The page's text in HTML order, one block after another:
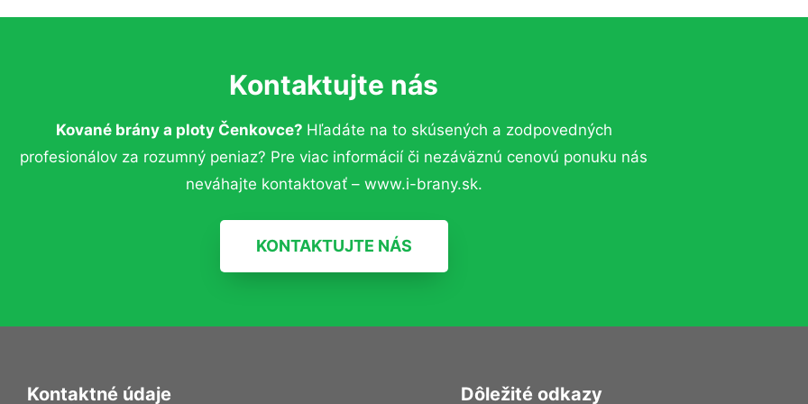
Kontaktujte nás
Kované brány a ploty Čenkovce? Hľadáte na to skúsených a zodpovedných
profesionálov za rozumný peniaz? Pre viac informácií či nezáväznú cenovú ponuku nás
neváhajte kontaktovať – www.i-brany.sk.
KONTAKTUJTE NÁS
Kontaktné údaje Dôležité odkazy